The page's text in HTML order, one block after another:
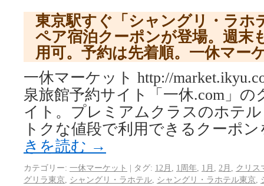
東京駅すぐ「シャングリ・ラホ
ペア宿泊クーポンが登場。週末
用可。予約は先着順。一休マー
一休マーケット http://
泉旅館予約サイト「一休.com」の
イト。プレミアムクラスのホテ
トクな値段で利用できるクーポ
きを読む →
カテゴリー: 一休マーケット | タグ: 12月 1周年 1月 2月
クリス
グリラ東京
シャングリ・ラホテル シャングリ・ラホテル東京